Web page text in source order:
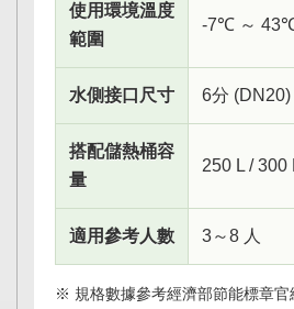
使用環境溫度
範圍
-7℃ ～
水側接口尺寸 6分 (DN20)
搭配儲熱桶容
量
250 L / 300
適用參考人數 3～8 人
※ 規格數據參考經濟部節能標章官